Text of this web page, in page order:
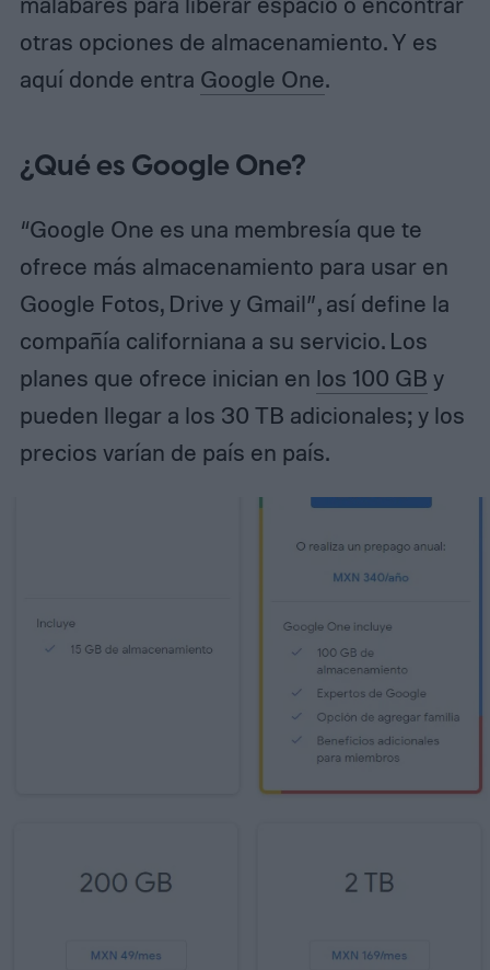
otras opciones de almacenamiento. Y es
aquí donde entra Google One.
¿Qué es Google One?
“Google One es una membresía que te
ofrece más almacenamiento para usar en
Google Fotos, Drive y Gmail”, así define la
compañía californiana a su servicio. Los
planes que ofrece inician en los 100 GB y
pueden llegar a los 30 TB adicionales; y los
precios varían de país en país.